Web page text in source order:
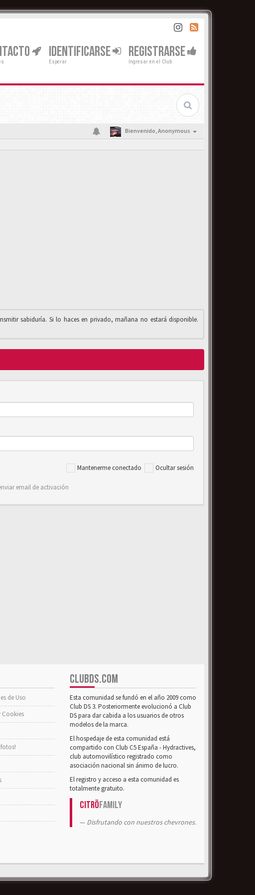
IDENTIFICARSE
Esperar
REGISTRARSE
Ingresar en el Club
Bienvenido,Anonymous
sabiduría. Si lo haces en privado, mañana no estará disponible.
Mantenerme conectado Ocultar sesión
email de activación
de Uso
Cookies
CLUBDS.COM
Esta comunidad se fundó en el año 2009 como
Club DS 3. Posteriormente evolucionó a Club
DS para dar cabida a los usuarios de otros
modelos de la marca.
El hospedaje de esta comunidad está
compartido con Club C5 España - Hydractives,
club automovilístico registrado como
asociación nacional sin ánimo de lucro.
El registro y acceso a esta comunidad es
totalmente gratuito.
CitröFamily
Disfrutando con nuestros chevrones.